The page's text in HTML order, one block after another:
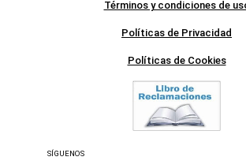
Términos y condiciones de
Políticas de Privacidad
Políticas de Cookies
SÍGUENOS